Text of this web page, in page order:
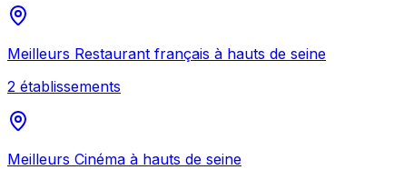
Meilleurs Restaurant français à hauts de seine
2 établissements
Meilleurs Cinéma à hauts de seine